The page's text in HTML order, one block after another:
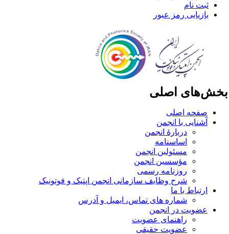
ثبت نام
بازیابی رمز عبور
اصلی
صفحه اصلی
آشنایی با انجمن
دربارۀ انجمن
اساسنامه
مسئولین انجمن
مؤسسین انجمن
روزنامه رسمی
شرح وظایف سازمانی انجمن اپتیک و فوتونیک
ارتباط با ما
شماره های تماس، ایمیل و آدرس
عضویت در انجمن
راهنمای عضویت
عضویت حقیقی